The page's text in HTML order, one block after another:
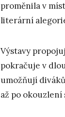
proměnila v
literární
Výstavy
pokračuje v
umožňují
až po